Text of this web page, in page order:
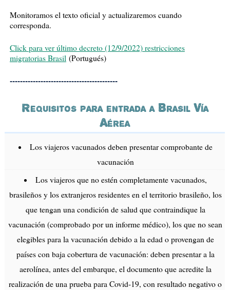
Monitoramos el texto oficial y actualizaremos cuando
corresponda.
Click para ver último decreto (12/9/2022) restricciones
migratorias Brasil(Portugués)
------------------------------------------
Requisitos para entrada a Brasil Vía
Aérea
Los viajeros vacunados deben presentar comprobante de
vacunación
Los viajeros que no estén completamente vacunados,
brasileños y los extranjeros residentes en el territorio brasileño, los
que tengan una condición de salud que contraindique la
vacunación (comprobado por un informe médico), los que no sean
elegibles para la vacunación debido a la edad o provengan de
países con baja cobertura de vacunación: deben presentar a la
aerolínea, antes del embarque, el documento que acredite la
realización de una prueba para Covid-19, con resultado negativo o